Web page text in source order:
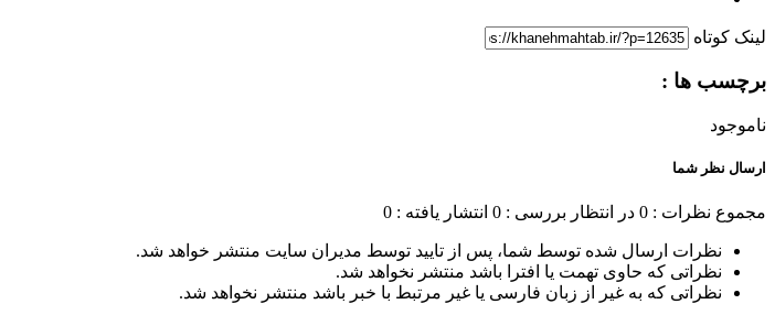
لینک کوتاه
برچسب ها :
ناموجود
ارسال نظر شما
مجموع نظرات : 0 در انتظار بررسی : 0 انتشار یافته : 0
نظرات ارسال شده توسط شما، پس از تایید توسط مدیران سایت منتشر خواهد شد.
نظراتی که حاوی تهمت یا افترا باشد منتشر نخواهد شد.
نظراتی که به غیر از زبان فارسی یا غیر مرتبط با خبر باشد منتشر نخواهد شد.